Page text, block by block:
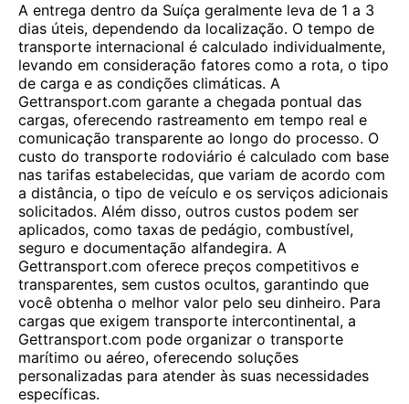
A entrega dentro da Suíça geralmente leva de 1 a 3
dias úteis, dependendo da localização. O tempo de
transporte internacional é calculado individualmente,
levando em consideração fatores como a rota, o tipo
de carga e as condições climáticas. A
Gettransport.com garante a chegada pontual das
cargas, oferecendo rastreamento em tempo real e
comunicação transparente ao longo do processo. O
custo do transporte rodoviário é calculado com base
nas tarifas estabelecidas, que variam de acordo com
a distância, o tipo de veículo e os serviços adicionais
solicitados. Além disso, outros custos podem ser
aplicados, como taxas de pedágio, combustível,
seguro e documentação alfandegira. A
Gettransport.com oferece preços competitivos e
transparentes, sem custos ocultos, garantindo que
você obtenha o melhor valor pelo seu dinheiro. Para
cargas que exigem transporte intercontinental, a
Gettransport.com pode organizar o transporte
marítimo ou aéreo, oferecendo soluções
personalizadas para atender às suas necessidades
específicas.